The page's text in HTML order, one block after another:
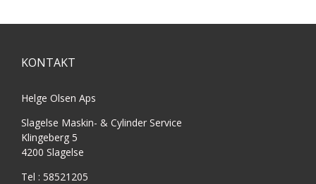
KONTAKT
Helge Olsen Aps
Slagelse Maskin- & Cylinder Service
Klingeberg 5
4200 Slagelse
Tel : 58521205